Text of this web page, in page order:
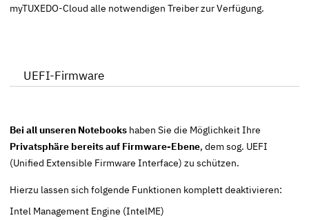
myTUXEDO-Cloud alle notwendigen Treiber zur Verfügung.
UEFI-Firmware
Bei all unseren Notebooks haben Sie die Möglichkeit Ihre
Privatsphäre bereits auf Firmware-Ebene, dem sog. UEFI
(Unified Extensible Firmware Interface) zu schützen.
Hierzu lassen sich folgende Funktionen komplett deaktivieren:
Intel Management Engine (IntelME)